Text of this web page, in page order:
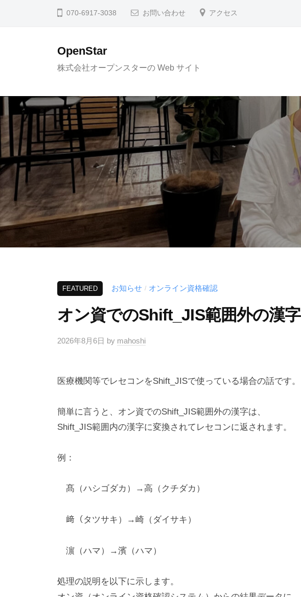
ス
キ
プ
070-6917-3038 お問い合わせ アクセス
OpenStar
株式会社オープンスターの Web サイト
FEATURED お知らせ / オンライン資格確認
オン資でのShift_JIS範囲外の漢字
2026年8月6日 by mahoshi
医療機関等でレセコンをShift_JISで使っている場合の話です。
簡単に言うと、オン資でのShift_JIS範囲外の漢字は、
Shift_JIS範囲内の漢字に変換されてレセコンに返されます。
例：
髙（ハシゴダカ）→高（クチダカ）
﨑（タツサキ）→崎（ダイサキ）
濵（ハマ）→濱（ハマ）
処理の説明を以下に示します。